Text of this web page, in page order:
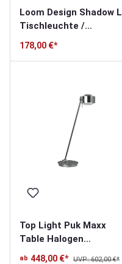
Loom Design Shadow L
Tischleuchte /
Akkuleuchte
178,00 €*
Top Light Puk Maxx
Table Halogen
Tischleuchte
ab 448,00 €* UVP: 602,00 €*